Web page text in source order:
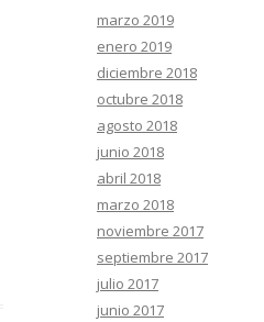
marzo 2019
enero 2019
diciembre 2018
octubre 2018
agosto 2018
junio 2018
abril 2018
marzo 2018
noviembre 2017
septiembre 2017
julio 2017
junio 2017